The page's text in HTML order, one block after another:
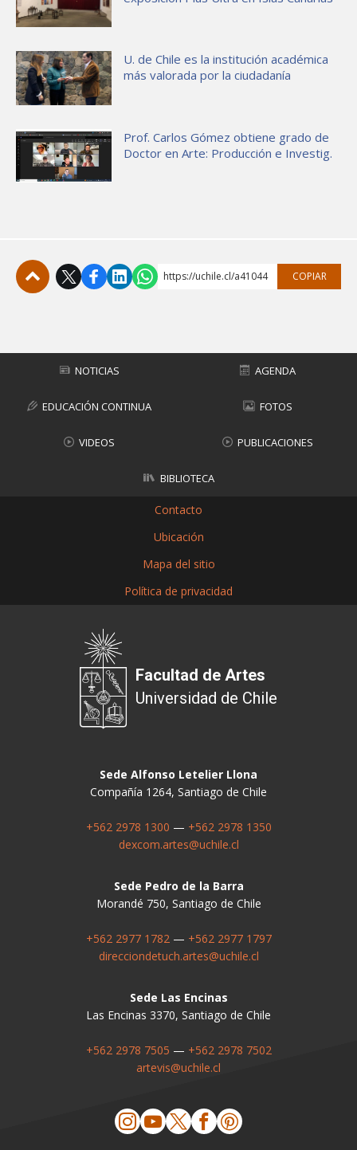
U. de Chile es la institución académica
más valorada por la ciudadanía
Prof. Carlos Gómez obtiene grado de
Doctor en Arte: Producción e Investig.
https://uchile.cl/a41044 COPIAR
NOTICIAS AGENDA
EDUCACIÓN CONTINUA FOTOS
VIDEOS PUBLICACIONES
BIBLIOTECA
Contacto
Ubicación
Mapa del sitio
Política de privacidad
Facultad de Artes
Universidad de Chile
Sede Alfonso Letelier Llona
Compañía 1264, Santiago de Chile
+562 2978 1300 — +562 2978 1350
dexcom.artes@uchile.cl
Sede Pedro de la Barra
Morandé 750, Santiago de Chile
+562 2977 1782— +562 2977 1797
direcciondetuch.artes@uchile.cl
Sede Las Encinas
Las Encinas 3370, Santiago de Chile
+562 2978 7505 — +562 2978 7502
artevis@uchile.cl